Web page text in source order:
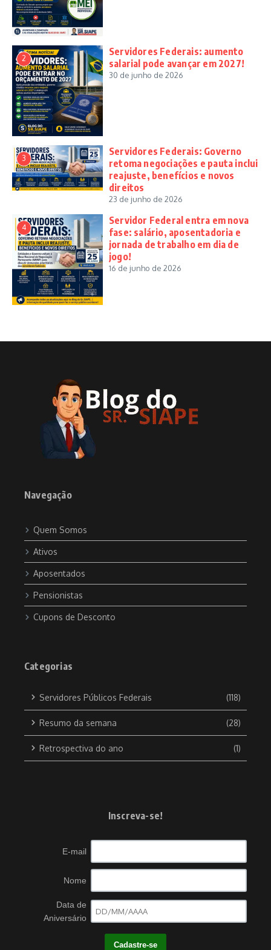
2
Servidores Federais: aumento
salarial pode avançar em 2027!
30 de junho de 2026
3
Servidores Federais: Governo
retoma negociações e pauta inclui
reajuste, benefícios e novos
direitos
23 de junho de 2026
4
Servidor Federal entra em nova
fase: salário, aposentadoria e
jornada de trabalho em dia de
jogo!
16 de junho de 2026
Navegação
Quem Somos
Ativos
Aposentados
Pensionistas
Cupons de Desconto
Categorias
Servidores Públicos Federais (118)
Resumo da semana (28)
Retrospectiva do ano (1)
Inscreva-se!
E-mail
Nome
Data de
Aniversário